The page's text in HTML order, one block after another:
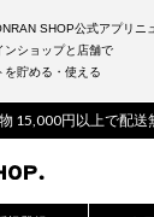
15,000円以上で配送
SHOP公式アプリニ
ンショップと店舗で
を貯める・使える